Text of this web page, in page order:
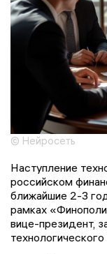
© Нейросеть
Наступление
российском
ближайшие 2-3
рамках
вице-президент,